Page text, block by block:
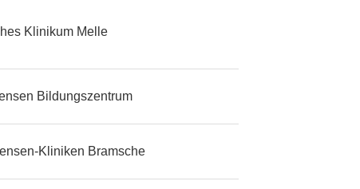
Klinikum Melle
Bildungszentrum
Kliniken Bramsche